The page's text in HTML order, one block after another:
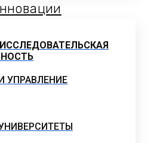
УПРАВЛЕНИЕ